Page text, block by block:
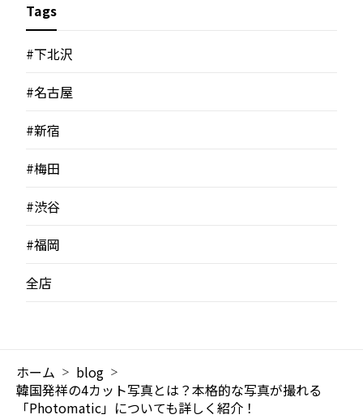
Tags
#下北沢
#名古屋
#新宿
#梅田
#渋谷
#福岡
全店
ホーム
blog
韓国発祥の4カット写真とは？本格的な写真が撮れる
「Photomatic」についても詳しく紹介！